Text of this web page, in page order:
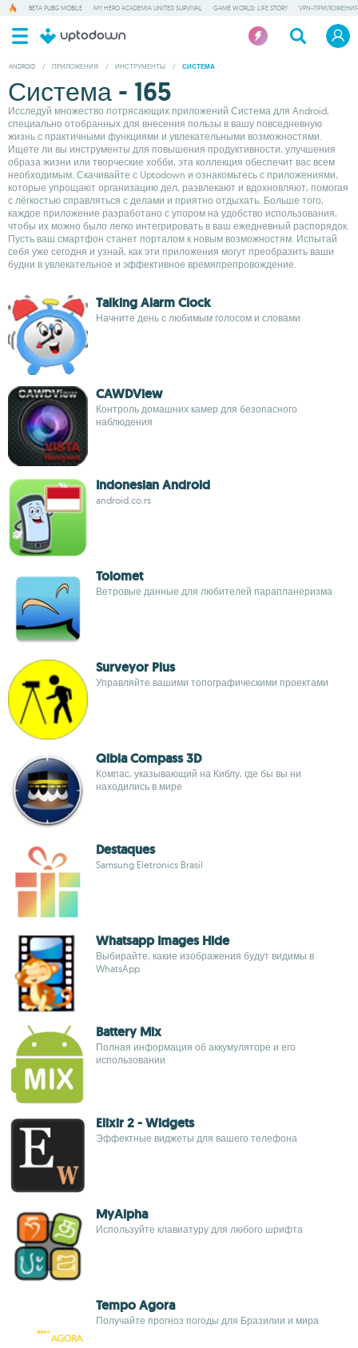
BETA PUBG MOBILE MY HERO ACADEMIA UNITED SURVIVAL GAME WORLD: LIFE STORY VPN-
ANDROID / ПРИЛОЖЕНИЯ / ИНСТРУМЕНТЫ / СИСТЕМА
Система - 165
Исследуй множество потрясающих приложений Система для Android,
специально отобранных для внесения пользы в вашу повседневную
жизнь с практичными функциями и увлекательными возможностями.
Ищете ли вы инструменты для повышения продуктивности, улучшения
образа жизни или творческие хобби, эта коллекция обеспечит вас всем
необходимым. Скачивайте с Uptodown и ознакомьтесь с приложениями,
которые упрощают организацию дел, развлекают и вдохновляют, помогая
с лёгкостью справляться с делами и приятно отдыхать. Больше того,
каждое приложение разработано с упором на удобство использования,
чтобы их можно было легко интегрировать в ваш ежедневный распорядок.
Пусть ваш смартфон станет порталом к новым возможностям. Испытай
себя уже сегодня и узнай, как эти приложения могут преобразить ваши
будни в увлекательное и эффективное времяпрепровождение.
Talking Alarm Clock
Начните день с любимым голосом и словами
CAWDView
Контроль домашних камер для безопасного
наблюдения
Indonesian Android
android.co.rs
Tolomet
Ветровые данные для любителей парапланеризма
Surveyor Plus
Управляйте вашими топографическими проектами
Qibla Compass 3D
Компас, указывающий на Киблу, где бы вы ни
находились в мире
Destaques
Samsung Eletronics Brasil
Whatsapp Images Hide
Выбирайте, какие изображения будут видимы в
WhatsApp
Battery Mix
Полная информация об аккумуляторе и его
использовании
Elixir 2 - Widgets
Эффектные виджеты для вашего телефона
MyAlpha
Используйте клавиатуру для любого шрифта
Tempo Agora
Получайте прогноз погоды для Бразилии и мира